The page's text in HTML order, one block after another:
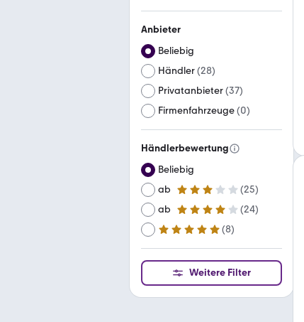
Anbieter
Beliebig
Händler(28)
Privatanbieter(37)
Firmenfahrzeuge(0)
Händlerbewertung
Beliebig
ab
3 Sterne (25)
ab
4 Sterne (24)
ab
5 Sterne (8)
Weitere Filter